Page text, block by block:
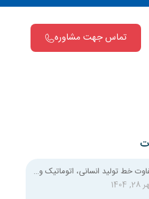
تماس جهت مشاوره
تفاوت خط تولید انسانی، اتوماتیک و نیمه اتوماتیک چیست؟